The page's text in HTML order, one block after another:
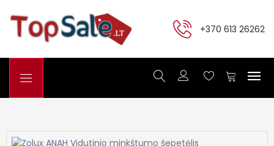
+370 613 26262